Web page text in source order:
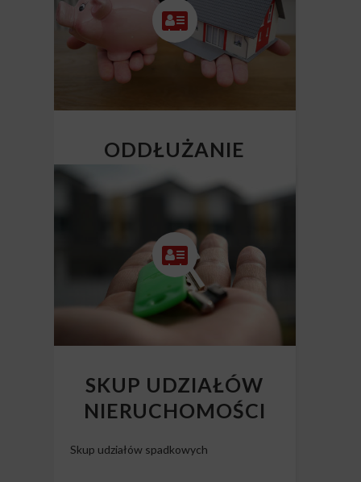
ODDŁUŻANIE
NIERUCHOMOŚCI
SKUP UDZIAŁÓW
NIERUCHOMOŚCI
Skup udziałów spadkowych